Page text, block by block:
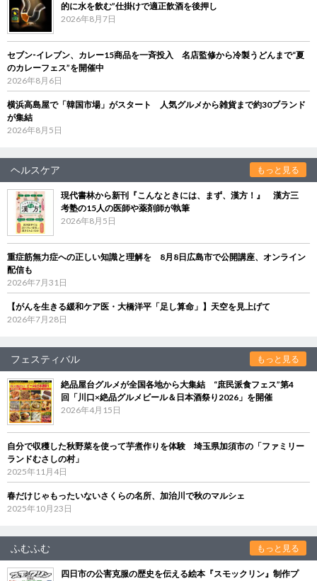
的に水を飲む”仕掛けで適正飲酒を後押し
2026年8月7日
セブン‐イレブン、カレー15商品を一斉投入 名店監修から冷製うどんまで“夏
のカレーフェス”を開催中
2026年8月6日
横浜高島屋で「韓国市場」がスタート 人気グルメから雑貨まで約30ブランド
が集結
2026年8月5日
ヘルスケア もっと見る
現代書林から新刊『こんなときには、まず、漢方！』 漢方三
考塾の15人の医師や薬剤師が執筆
2026年8月5日
重症筋無力症への正しい知識と理解を 8月8日広島市で公開講座、オンライン
配信も
2026年7月31日
【がんを生きる緩和ケア医・大橋洋平「足し算命」】天空を見上げて
2026年7月28日
フェスティバル もっと見る
絶品屋台グルメが全国各地から大集結 “庶民派食フェス”第4
回「川口×絶品グルメビール＆日本酒祭り2026」を開催
2026年4月15日
自分で収穫した秋野菜を使って芋煮作りを体験 埼玉県加須市の「ファミリー
ランドむさしの村」
2025年11月4日
春だけじゃもったいないさくらの名所、加治川で秋のマルシェ
2025年10月23日
ふむふむ もっと見る
四日市の公害克服の歴史を伝える絵本『スモックリン』制作プ